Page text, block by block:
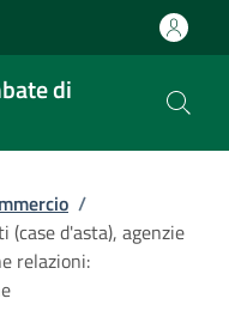
di
/
d'asta), agenzie
relazioni: